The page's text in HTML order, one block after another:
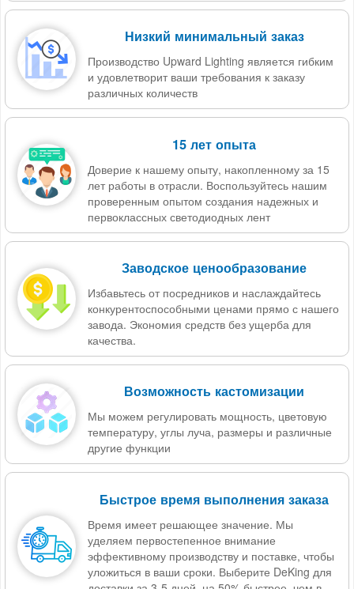
Низкий минимальный заказ
Производство Upward Lighting является гибким
и удовлетворит ваши требования к заказу
различных количеств
15 лет опыта
Доверие к нашему опыту, накопленному за 15
лет работы в отрасли. Воспользуйтесь нашим
проверенным опытом создания надежных и
первоклассных светодиодных лент
Заводское ценообразование
Избавьтесь от посредников и наслаждайтесь
конкурентоспособными ценами прямо с нашего
завода. Экономия средств без ущерба для
качества.
Возможность кастомизации
Мы можем регулировать мощность, цветовую
температуру, углы луча, размеры и различные
другие функции
Быстрое время выполнения заказа
Время имеет решающее значение. Мы
уделяем первостепенное внимание
эффективному производству и поставке, чтобы
уложиться в ваши сроки. Выберите DeKing для